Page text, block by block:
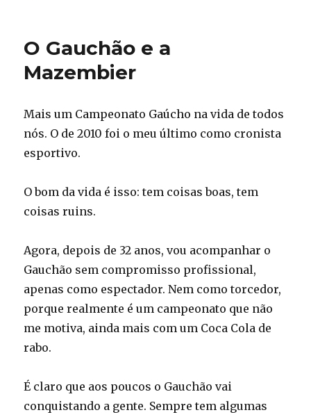
O Gauchão e a
Mazembier
Mais um Campeonato Gaúcho na vida de todos
nós. O de 2010 foi o meu último como cronista
esportivo.
O bom da vida é isso: tem coisas boas, tem
coisas ruins.
Agora, depois de 32 anos, vou acompanhar o
Gauchão sem compromisso profissional,
apenas como espectador. Nem como torcedor,
porque realmente é um campeonato que não
me motiva, ainda mais com um Coca Cola de
rabo.
É claro que aos poucos o Gauchão vai
conquistando a gente. Sempre tem algumas